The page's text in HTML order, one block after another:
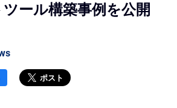
ール構築事例を公開
ポスト